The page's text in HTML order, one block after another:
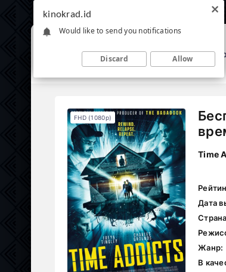
Фильмы
Time
FHD (1080p)
Дата
Жанр:
В
kinokrad.id
Would like to send you notifications
Discard Allow